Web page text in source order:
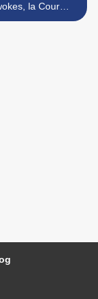
la Cour
italienne a